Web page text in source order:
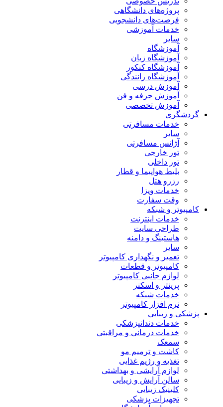
پروژه‌های دانشگاهی
فرصت‌های دانشجویی
خدمات آموزشی
سایر
آموزشگاه
آموزشگاه زبان
آموزشگاه کنکور
آموزشگاه رانندگی
آموزش درسی
آموزش حرفه و فن
آموزش تخصصی
گردشگری
خدمات مسافرتی
سایر
آژانس مسافرتی
تور خارجی
تور داخلی
بلیط هواپیما و قطار
رزرو هتل
خدمات ویزا
وقت سفارت
کامپیوتر و شبکه
خدمات اینترنت
طراحی سایت
هاستینگ و دامنه
سایر
تعمیر و نگهداری کامپیوتر
کامپیوتر و قطعات
لوازم جانبی کامپیوتر
پرینتر و اسکنر
خدمات شبکه
نرم افزار کامپیوتر
پزشکی و زیبایی
خدمات دندانپزشکی
خدمات درمانی و مراقبتی
سمعک
کاشت و ترمیم مو
تغذیه و رژیم غذایی
لوازم آرایشی و بهداشتی
سالن آرایش و زیبایی
کلینیک زیبایی
تجهیزات پزشکی